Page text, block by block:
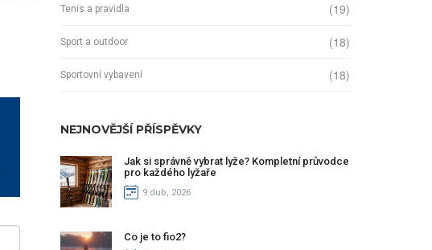
Tenis a pravidla (19)
Sport a outdoor (18)
Sportovní vybavení (18)
NEJNOVĚJŠÍ PŘÍSPĚVKY
Jak si správně vybrat lyže? Kompletní průvodce
pro každého lyžaře
9 dub, 2026
Co je to fio2?